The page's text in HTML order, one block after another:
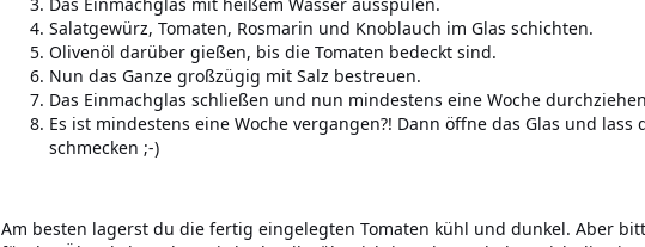
Salatgewürz, Tomaten, Rosmarin und Knoblauch im Glas schichten.
Olivenöl darüber gießen, bis die Tomaten bedeckt sind.
Nun das Ganze großzügig mit Salz bestreuen.
Das Einmachglas schließen und nun mindestens eine Woche
Es ist mindestens eine Woche vergangen?! Dann öffne das Glas und
schmecken ;-)
Am besten lagerst du die fertig eingelegten Tomaten kühl und dunkel. Aber